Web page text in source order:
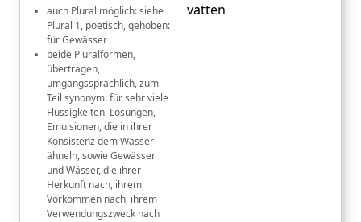
auch Plural möglich: siehe
Plural 1, poetisch, gehoben:
für Gewässer
beide Pluralformen,
übertragen,
umgangssprachlich, zum
Teil synonym: für sehr viele
Flüssigkeiten, Lösungen,
Emulsionen, die in ihrer
Konsistenz dem Wasser
ähneln, sowie Gewässer
und Wässer, die ihrer
Herkunft nach, ihrem
Vorkommen nach, ihrem
Verwendungszweck nach
vatten